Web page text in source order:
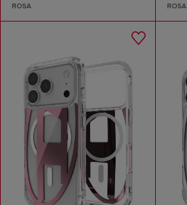
ROSA ROSA